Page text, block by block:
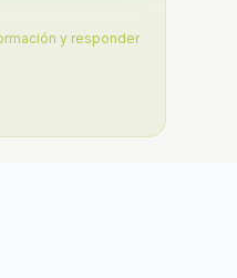
y responder